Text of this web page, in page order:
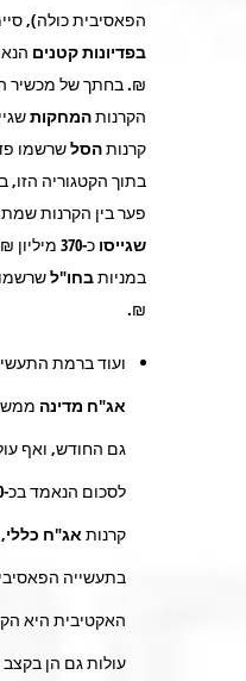
הפאסיבית כולה),
בפדיונות קטנים
₪. בחתך של מכשיר
הקרנותהמחקות
קרנותהסלשרשמו
בתוך הקטגוריה
פער בין הקרנות
שגייסו כ-370 מיליון
במניותבחו"לשרשמו
₪.
ועוד ברמת
אג"ח מדינה
גם החודש, ואף
לסכום הנאמד בכ-
קרנות אג"ח כללי
בתעשייה
האקטיבית היא
עולות גם הן